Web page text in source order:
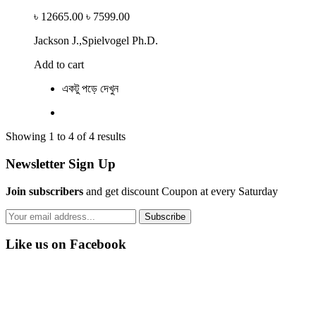
৳ 12665.00 ৳ 7599.00
Jackson J.,Spielvogel Ph.D.
Add to cart
একটু পড়ে দেখুন
Showing 1 to 4 of 4 results
Newsletter Sign Up
Join subscribers and get discount Coupon at every Saturday
Subscribe
Like us on Facebook